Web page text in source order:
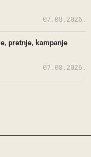
07.08.2026.
pretnje, kampanje
07.08.2026.